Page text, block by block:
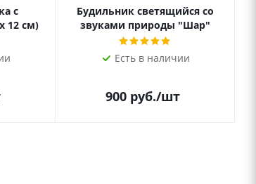
с
12 см)
Будильник светящийся со
звуками природы "Шар"
Есть в наличии
900 руб./шт